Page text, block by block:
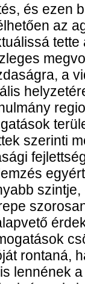
és ezen
az
a
szerinti
rontaná,
lennének